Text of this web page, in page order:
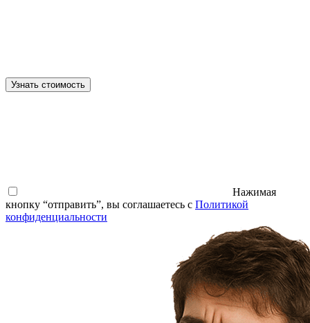
Узнать стоимость
Нажимая
кнопку “отправить”, вы соглашаетесь с Политикой
конфиденциальности